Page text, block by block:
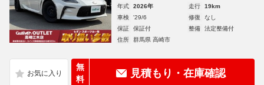
年式 2026年 走行
19km
車検
'29/6 修復
なし
保証
保証付 整備
法定整備付
住所
群馬県 高崎市
無
料
見積もり・在庫確認